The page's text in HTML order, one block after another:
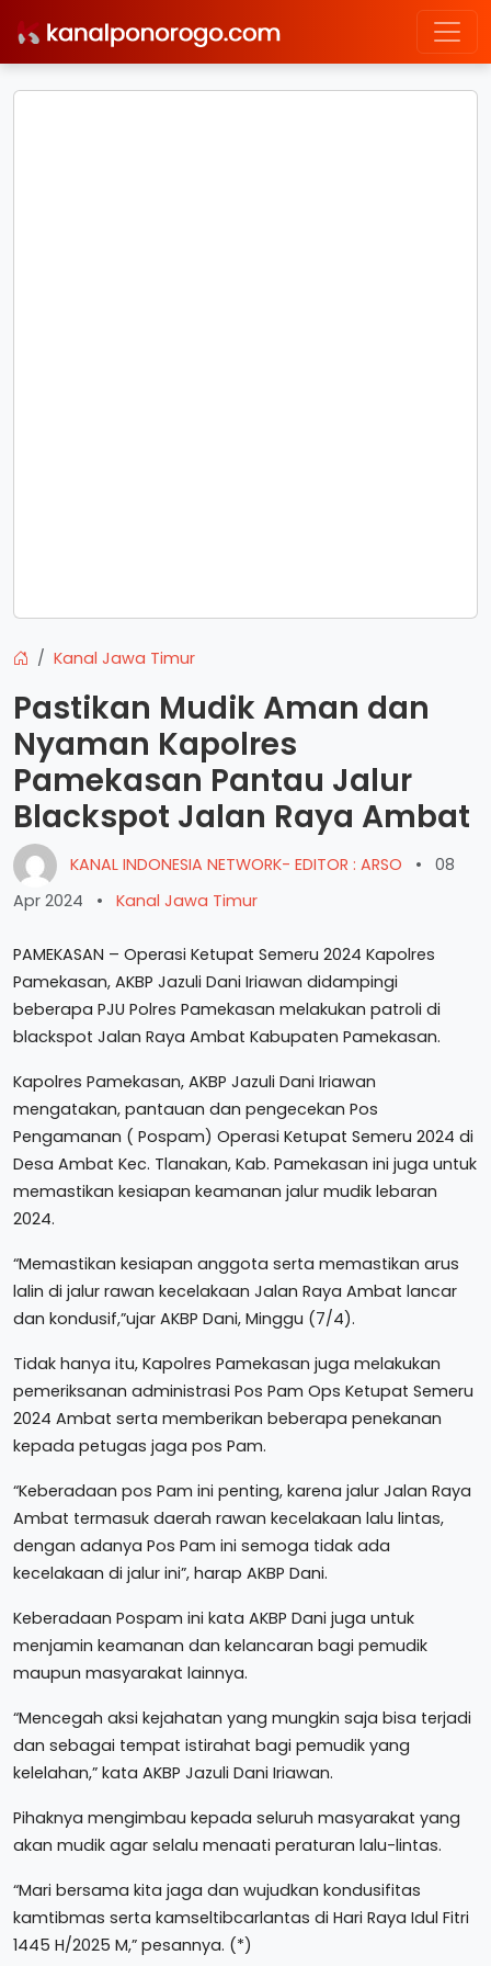
Kanal Jawa Timur
Pastikan Mudik Aman dan
Nyaman Kapolres
Pamekasan Pantau Jalur
Blackspot Jalan Raya Ambat
KANAL INDONESIA NETWORK- EDITOR : ARSO •
08
Apr 2024
• Kanal Jawa Timur
PAMEKASAN – Operasi Ketupat Semeru 2024 Kapolres
Pamekasan, AKBP Jazuli Dani Iriawan didampingi
beberapa PJU Polres Pamekasan melakukan patroli di
blackspot Jalan Raya Ambat Kabupaten Pamekasan.
Kapolres Pamekasan, AKBP Jazuli Dani Iriawan
mengatakan, pantauan dan pengecekan Pos
Pengamanan ( Pospam) Operasi Ketupat Semeru 2024 di
Desa Ambat Kec. Tlanakan, Kab. Pamekasan ini juga untuk
memastikan kesiapan keamanan jalur mudik lebaran
2024.
“Memastikan kesiapan anggota serta memastikan arus
lalin di jalur rawan kecelakaan Jalan Raya Ambat lancar
dan kondusif,”ujar AKBP Dani, Minggu (7/4).
Tidak hanya itu, Kapolres Pamekasan juga melakukan
pemeriksanan administrasi Pos Pam Ops Ketupat Semeru
2024 Ambat serta memberikan beberapa penekanan
kepada petugas jaga pos Pam.
“Keberadaan pos Pam ini penting, karena jalur Jalan Raya
Ambat termasuk daerah rawan kecelakaan lalu lintas,
dengan adanya Pos Pam ini semoga tidak ada
kecelakaan di jalur ini”, harap AKBP Dani.
Keberadaan Pospam ini kata AKBP Dani juga untuk
menjamin keamanan dan kelancaran bagi pemudik
maupun masyarakat lainnya.
“Mencegah aksi kejahatan yang mungkin saja bisa terjadi
dan sebagai tempat istirahat bagi pemudik yang
kelelahan,” kata AKBP Jazuli Dani Iriawan.
Pihaknya mengimbau kepada seluruh masyarakat yang
akan mudik agar selalu menaati peraturan lalu-lintas.
“Mari bersama kita jaga dan wujudkan kondusifitas
kamtibmas serta kamseltibcarlantas di Hari Raya Idul Fitri
1445 H/2025 M,” pesannya. (*)